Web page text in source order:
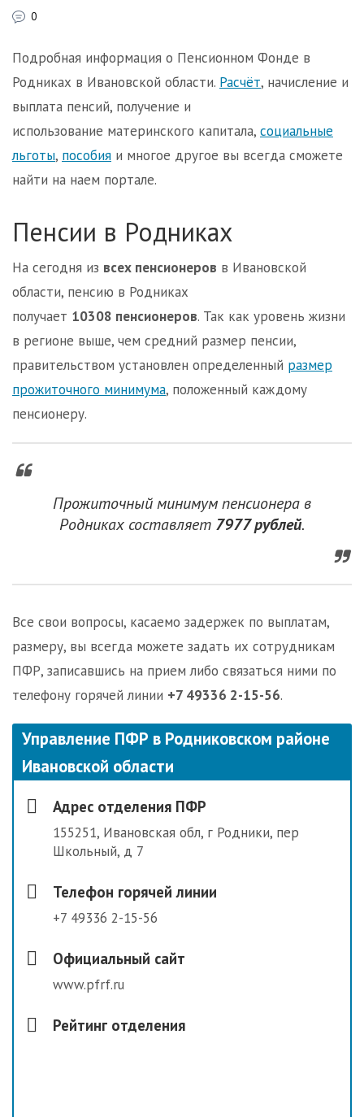
0
Подробная информация о Пенсионном Фонде в
Родниках в Ивановской области. Расчёт, начисление и
выплата пенсий, получение и
использование материнского капитала, социальные
льготы, пособия и многое другое вы всегда сможете
найти на наем портале.
Пенсии в Родниках
На сегодня из всех пенсионеров в Ивановской
области, пенсию в Родниках
получает 10308 пенсионеров. Так как уровень жизни
в регионе выше, чем средний размер пенсии,
правительством установлен определенный размер
прожиточного минимума, положенный каждому
пенсионеру.
Прожиточный минимум пенсионера в
Родниках составляет 7977 рублей.
Все свои вопросы, касаемо задержек по выплатам,
размеру, вы всегда можете задать их сотрудникам
ПФР, записавшись на прием либо связаться ними по
телефону горячей линии +7 49336 2-15-56.
Управление ПФР в Родниковском районе
Ивановской области
Адрес отделения ПФР
155251, Ивановская обл, г Родники, пер
Школьный, д 7
Телефон горячей линии
+7 49336 2-15-56
Официальный сайт
www.pfrf.ru
Рейтинг отделения